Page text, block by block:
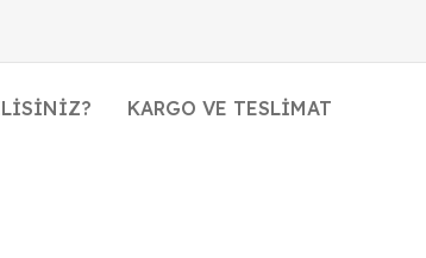
KARGO VE TESLIMAT